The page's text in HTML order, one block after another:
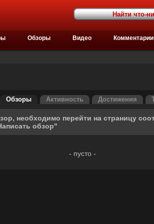
Обзоры Видео Комментарии
Обзоры Активность Достижения
необходимо перейти на страницу
обзор"
- пусто -